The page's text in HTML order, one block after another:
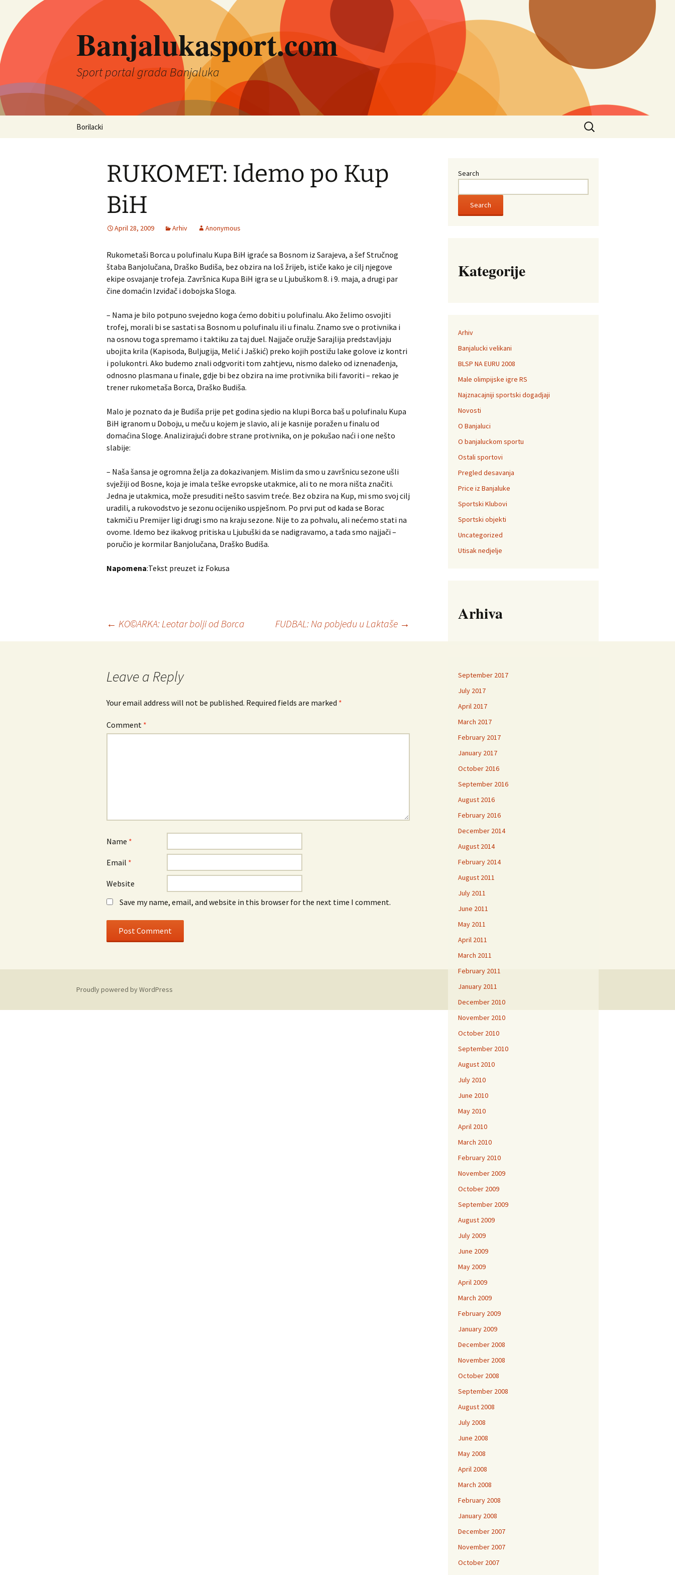
Banjalukasport.com
Sport portal grada Banjaluka
Skip
Borilacki
Search
for:
RUKOMET: Idemo po Kup
BiH
April 28, 2009 Arhiv Anonymous
Rukometaši Borca u polufinalu Kupa BiH igraće sa Bosnom iz Sarajeva, a šef Stručnog
štaba Banjolučana, Draško Budiša, bez obzira na loš žrijeb, ističe kako je cilj njegove
ekipe osvajanje trofeja. Završnica Kupa BiH igra se u Ljubuškom 8. i 9. maja, a drugi par
čine domaćin Izviđač i dobojska Sloga.
– Nama je bilo potpuno svejedno koga ćemo dobiti u polufinalu. Ako želimo osvojiti
trofej, morali bi se sastati sa Bosnom u polufinalu ili u finalu. Znamo sve o protivnika i
na osnovu toga spremamo i taktiku za taj duel. Najjače oružje Sarajlija predstavljaju
ubojita krila (Kapisoda, Buljugija, Melić i Jaškić) preko kojih postižu lake golove iz kontri
i polukontri. Ako budemo znali odgvoriti tom zahtjevu, nismo daleko od iznenađenja,
odnosno plasmana u finale, gdje bi bez obzira na ime protivnika bili favoriti – rekao je
trener rukometaša Borca, Draško Budiša.
Malo je poznato da je Budiša prije pet godina sjedio na klupi Borca baš u polufinalu Kupa
BiH igranom u Doboju, u meču u kojem je slavio, ali je kasnije poražen u finalu od
domaćina Sloge. Analizirajući dobre strane protivnika, on je pokušao naći i one nešto
slabije:
– Naša šansa je ogromna želja za dokazivanjem. Mislim da smo u završnicu sezone ušli
svježiji od Bosne, koja je imala teške evropske utakmice, ali to ne mora ništa značiti.
Jedna je utakmica, može presuditi nešto sasvim treće. Bez obzira na Kup, mi smo svoj cilj
uradili, a rukovodstvo je sezonu ocijeniko uspješnom. Po prvi put od kada se Borac
takmiči u Premijer ligi drugi smo na kraju sezone. Nije to za pohvalu, ali nećemo stati na
ovome. Idemo bez ikakvog pritiska u Ljubuški da se nadigravamo, a tada smo najjači –
poručio je kormilar Banjolučana, Draško Budiša.
Napomena:Tekst preuzet iz Fokusa
Post
← KO©ARKA: Leotar bolji od Borca FUDBAL: Na pobjedu u Laktaše →
Leave a Reply
Your email address will not be published. Required fields are marked *
Comment *
Name *
Email *
Website
Save my name, email, and website in this browser for the next time I comment.
Search
Search
Kategorije
Arhiv
Banjalucki velikani
BLSP NA EURU 2008
Male olimpijske igre RS
Najznacajniji sportski dogadjaji
Novosti
O Banjaluci
O banjaluckom sportu
Ostali sportovi
Pregled desavanja
Price iz Banjaluke
Sportski Klubovi
Sportski objekti
Uncategorized
Utisak nedjelje
Arhiva
September 2017
July 2017
April 2017
March 2017
February 2017
January 2017
October 2016
September 2016
August 2016
February 2016
December 2014
August 2014
February 2014
August 2011
July 2011
June 2011
May 2011
April 2011
March 2011
February 2011
January 2011
December 2010
November 2010
October 2010
September 2010
August 2010
July 2010
June 2010
May 2010
April 2010
March 2010
February 2010
November 2009
October 2009
September 2009
August 2009
July 2009
June 2009
May 2009
April 2009
March 2009
February 2009
January 2009
December 2008
November 2008
October 2008
September 2008
August 2008
July 2008
June 2008
May 2008
April 2008
March 2008
February 2008
January 2008
December 2007
November 2007
October 2007
Proudly powered by WordPress